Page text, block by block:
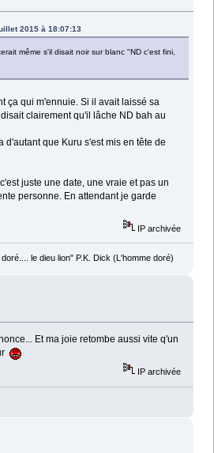
2015 à 18:07:13
même s'il disait noir sur blanc "ND c'est fini,
ça qui m'ennuie. Si il avait laissé sa
clairement qu'il lâche ND bah au
d'autant que Kuru s'est mis en tête de
juste une date, une vraie et pas un
personne. En attendant je garde
IP archivée
le dieu lion" P.K. Dick (L'homme doré)
Et ma joie retombe aussi vite q'un
IP archivée